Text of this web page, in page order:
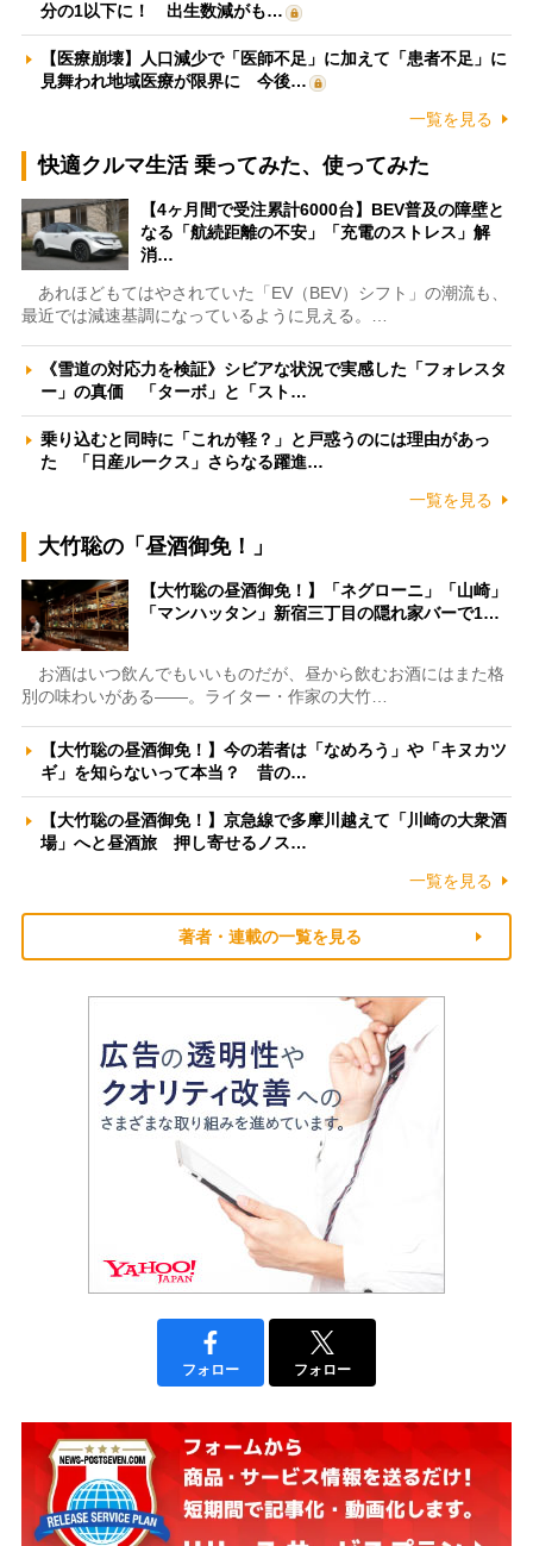
分の1以下に！ 出生数減がも…
【医療崩壊】人口減少で「医師不足」に加えて「患者不足」に
見舞われ地域医療が限界に 今後…
一覧を見る
快適クルマ生活 乗ってみた、使ってみた
【4ヶ月間で受注累計6000台】BEV普及の障壁と
なる「航続距離の不安」「充電のストレス」解
消…
あれほどもてはやされていた「EV（BEV）シフト」の潮流も、
最近では減速基調になっているように見える。…
《雪道の対応力を検証》シビアな状況で実感した「フォレスタ
ー」の真価 「ターボ」と「スト…
乗り込むと同時に「これが軽？」と戸惑うのには理由があっ
た 「日産ルークス」さらなる躍進…
一覧を見る
大竹聡の「昼酒御免！」
【大竹聡の昼酒御免！】「ネグローニ」「山崎」
「マンハッタン」新宿三丁目の隠れ家バーで1…
お酒はいつ飲んでもいいものだが、昼から飲むお酒にはまた格
別の味わいがある――。ライター・作家の大竹…
【大竹聡の昼酒御免！】今の若者は「なめろう」や「キヌカツ
ギ」を知らないって本当？ 昔の…
【大竹聡の昼酒御免！】京急線で多摩川越えて「川崎の大衆酒
場」へと昼酒旅 押し寄せるノス…
一覧を見る
著者・連載の一覧を見る
フォロー フォロー